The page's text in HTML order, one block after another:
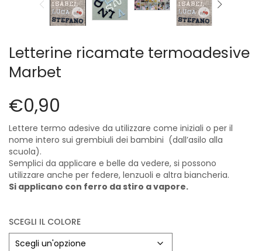
Fodere (5)
Guanti (1)
Minuterie (58)
Nastri, fettucce, cordoni, (49)
Prodotti per la sartoria (34)
Ricamo (119)
Quadri Mezzo Punto (92)
Canovacci Completi di Filati e Ago (24)
Sciarpe (8)
Set di Bottoni Vintage (77)
Swarovski (2)
Letterine ricamate termoadesive
Marbet
€0,90
Lettere termo adesive da utilizzare come iniziali o per il
nome intero sui grembiuli dei bambini (dall’asilo alla
scuola).
Semplici da applicare e belle da vedere, si possono
utilizzare anche per federe, lenzuoli e altra biancheria.
Si applicano con ferro da stiro a vapore.
SCEGLI IL COLORE